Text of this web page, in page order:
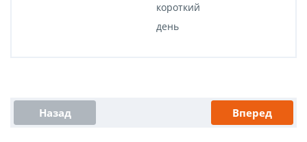
короткий
день
Назад Вперед